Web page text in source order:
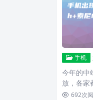
手机
今年的中
放，各家
然形成了
692次